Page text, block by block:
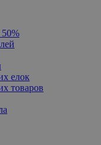
50%
елок
товаров